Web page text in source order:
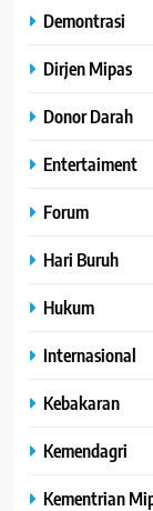
Demontrasi
Dirjen Mipas
Donor Darah
Entertaiment
Forum
Hari Buruh
Hukum
Internasional
Kebakaran
Kemendagri
Kementrian